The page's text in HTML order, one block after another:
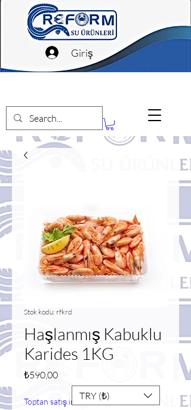
Giriş
Stok kodu: rfkrd
Haşlanmış Kabuklu
Karides 1KG
₺590,00Fiyat
Toptan satış indirimiTRY (₺)